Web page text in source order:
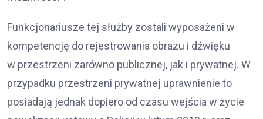
Funkcjonariusze tej służby zostali wyposażeni w
kompetencję do rejestrowania obrazu i dźwięku
w przestrzeni zarówno publicznej, jak i prywatnej. W
przypadku przestrzeni prywatnej uprawnienie to
posiadają jednak dopiero od czasu wejścia w życie